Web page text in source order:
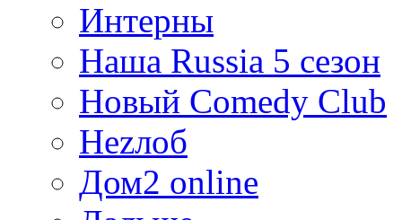
Интерны
Наша Russia 5 сезон
Новый Comedy Club
Неzлоб
Дом2 online